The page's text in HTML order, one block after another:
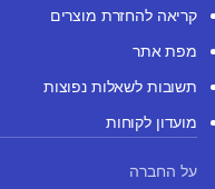
קריאה להחזרת מוצרים
מפת אתר
תשובות לשאלות נפוצות
מועדון לקוחות
על החברה